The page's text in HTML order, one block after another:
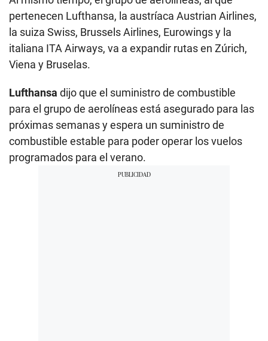
pertenecen Lufthansa, la austríaca Austrian Airlines,
la suiza Swiss, Brussels Airlines, Eurowings y la
italiana ITA Airways, va a expandir rutas en Zúrich,
Viena y Bruselas.
Lufthansa dijo que el suministro de combustible
para el grupo de aerolíneas está asegurado para las
próximas semanas y espera un suministro de
combustible estable para poder operar los vuelos
programados para el verano.